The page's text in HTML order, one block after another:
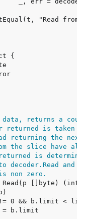
returns a
is taken
returning the
slice have
is
decoder.Read and
non zero.